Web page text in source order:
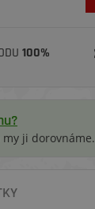
100%
my ji dorovnáme.